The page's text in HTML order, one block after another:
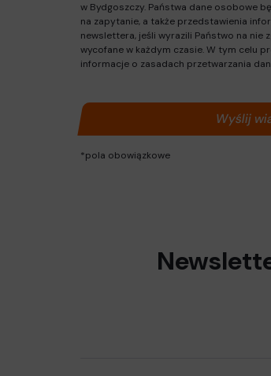
w Bydgoszczy. Państwa dane osobowe
na zapytanie, a także przedstawienia
newslettera, jeśli wyrazili Państwo na nie
wycofane w każdym czasie. W tym celu
informacje o zasadach przetwarzania
*pola obowiązkowe